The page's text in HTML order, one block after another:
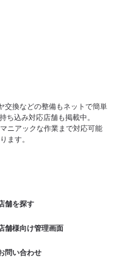
交換などの整備もネットで簡単
ち込み対応店舗も掲載中。
ニアックな作業まで対応可能
ます。
舗を探す
舗様向け管理画面
問い合わせ